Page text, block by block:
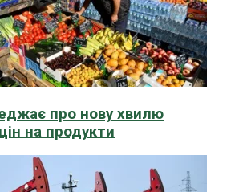
про нову хвилю
на продукти